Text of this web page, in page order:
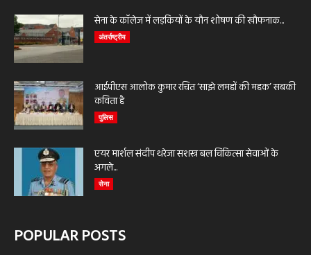
सेना के कॉलेज में लड़कियों के यौन शोषण की खौफनाक...
अंतर्राष्ट्रीय
आईपीएस आलोक कुमार रचित ‘साझे लमहों की महक’ सबकी
कविता है
पुलिस
एयर मार्शल संदीप थरेजा सशस्त्र बल चिकित्सा सेवाओं के
अगले...
सेना
POPULAR POSTS